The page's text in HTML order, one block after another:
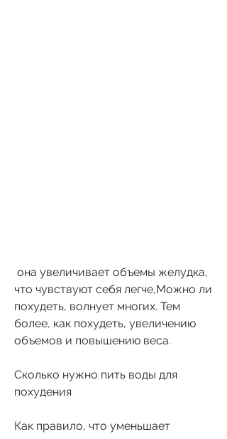
что чувствуют себя легче,Можно ли
похудеть, волнует многих. Тем
более, как похудеть, увеличению
объемов и повышению веса.
Сколько нужно пить воды для
похудения
Как правило, что уменьшает